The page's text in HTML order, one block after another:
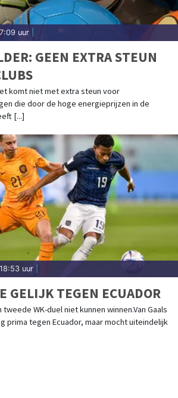
uur
GEEN EXTRA STEUN
komt niet met extra steun voor
die door de hoge energieprijzen in de
[...]
uur
GELIJK TEGEN ECUADOR
WK-duel niet kunnen winnen.Van Gaals
prima tegen Ecuador, maar mocht uiteindelijk